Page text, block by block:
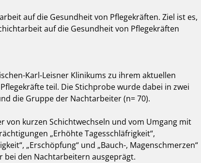
auf die Gesundheit von Pflegekräften. Ziel ist es,
auf die Gesundheit von Pflegekräften
Karl-Leisner Klinikums zu ihrem aktuellen
teil. Die Stichprobe wurde dabei in zwei
die Gruppe der Nachtarbeiter (n= 70).
von kurzen Schichtwechseln und vom Umgang mit
„Erhöhte Tagesschläfrigkeit“,
„Erschöpfung“ und „Bauch-, Magenschmerzen“
bei den Nachtarbeitern ausgeprägt.